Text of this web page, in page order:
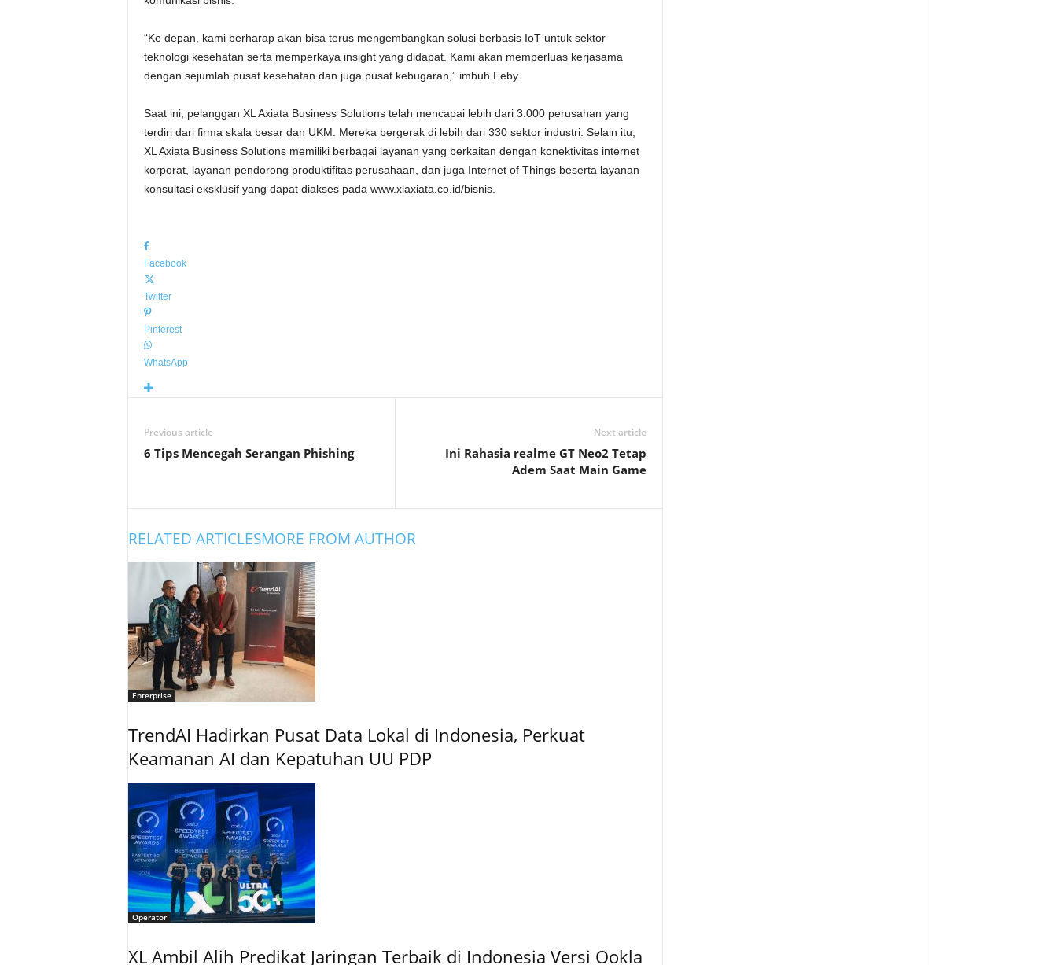
“Ke depan, kami berharap akan bisa terus mengembangkan solusi berbasis IoT untuk sektor
teknologi kesehatan serta memperkaya insight yang didapat. Kami akan memperluas kerjasama
dengan sejumlah pusat kesehatan dan juga pusat kebugaran,” imbuh Feby.
Saat ini, pelanggan XL Axiata Business Solutions telah mencapai lebih dari 3.000 perusahan yang
terdiri dari firma skala besar dan UKM. Mereka bergerak di lebih dari 330 sektor industri. Selain itu,
XL Axiata Business Solutions memiliki berbagai layanan yang berkaitan dengan konektivitas internet
korporat, layanan pendorong produktifitas perusahaan, dan juga Internet of Things beserta layanan
konsultasi eksklusif yang dapat diakses pada www.xlaxiata.co.id/bisnis.
Facebook
Twitter
Pinterest
WhatsApp
Previous article
6 Tips Mencegah Serangan Phishing
Next article
Ini Rahasia realme GT Neo2 Tetap
Adem Saat Main Game
RELATED ARTICLESMORE FROM AUTHOR
Enterprise
TrendAI Hadirkan Pusat Data Lokal di Indonesia, Perkuat
Keamanan AI dan Kepatuhan UU PDP
Operator
XL Ambil Alih Predikat Jaringan Terbaik di Indonesia Versi Ookla